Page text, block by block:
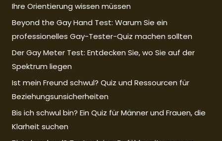
Ihre Orientierung wissen müssen
Beyond the Gay Hand Test: Warum Sie ein
professionelles Gay-Tester-Quiz machen sollten
Der Gay Meter Test: Entdecken Sie, wo Sie auf der
Spektrum liegen
Ist mein Freund schwul? Quiz und Ressourcen für
Beziehungsunsicherheiten
Bis ich schwul bin? Ein Quiz für Männer und Frauen, die
Klarheit suchen